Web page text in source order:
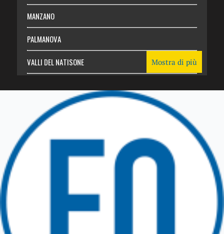
MANZANO
PALMANOVA
VALLI DEL NATISONE
TRICESIMO
TARCENTO
GEMONA DEL FRIULI
Mostra di più